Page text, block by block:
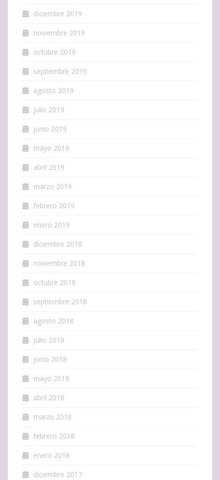
diciembre 2019
noviembre 2019
octubre 2019
septiembre 2019
agosto 2019
julio 2019
junio 2019
mayo 2019
abril 2019
marzo 2019
febrero 2019
enero 2019
diciembre 2018
noviembre 2018
octubre 2018
septiembre 2018
agosto 2018
julio 2018
junio 2018
mayo 2018
abril 2018
marzo 2018
febrero 2018
enero 2018
diciembre 2017